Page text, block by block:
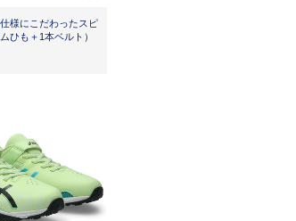
様にこだわったスピ
ひも＋1本ベルト）